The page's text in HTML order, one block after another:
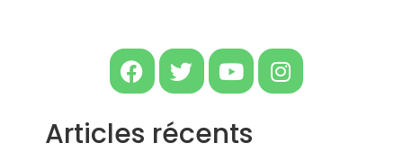
Articles récents